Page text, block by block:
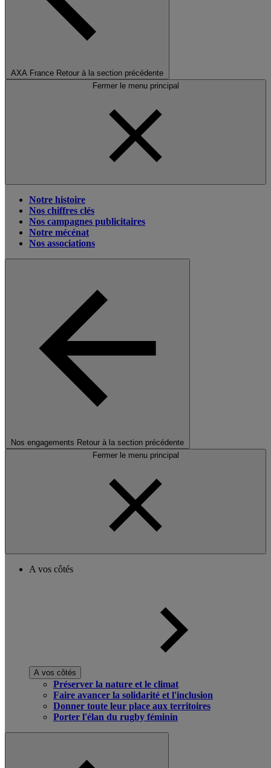
AXA France Retour à la section précédente
Fermer le menu principal
Notre histoire
Nos chiffres clés
Nos campagnes publicitaires
Notre mécénat
Nos associations
Nos engagements Retour à la section précédente
Fermer le menu principal
A vos côtés
A vos côtés
Préserver la nature et le climat
Faire avancer la solidarité et l'inclusion
Donner toute leur place aux territoires
Porter l'élan du rugby féminin